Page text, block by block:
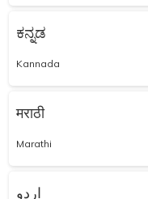
ಕನ್ನಡ
Kannada
मराठी
Marathi
اردو